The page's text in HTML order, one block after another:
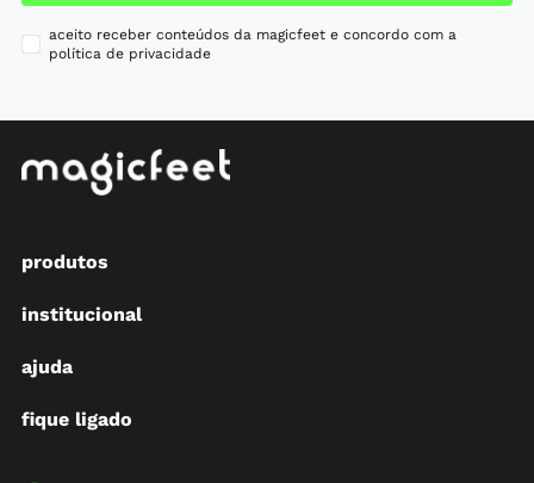
aceito receber conteúdos da magicfeet e concordo com a
política de privacidade
produtos
institucional
ajuda
fique ligado